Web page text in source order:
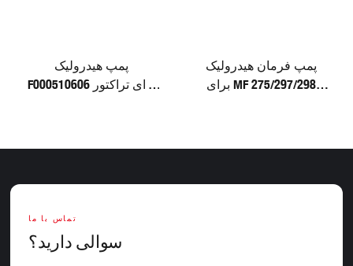
پمپ هیدرولیک
F000510606 برای تراکتور
پمپ فرمان هیدرولیک
برای MF 275/297/298
تماس با ما
سوالی دارید؟